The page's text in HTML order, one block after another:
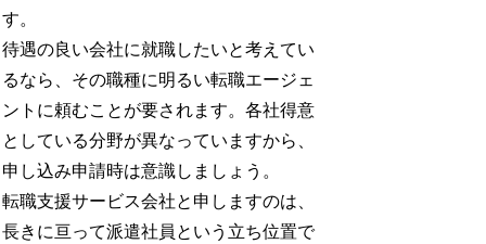
す。
待遇の良い会社に就職したいと考えてい
るなら、その職種に明るい転職エージェ
ントに頼むことが要されます。各社得意
としている分野が異なっていますから、
申し込み申請時は意識しましょう。
転職支援サービス会社と申しますのは、
長きに亘って派遣社員という立ち位置で